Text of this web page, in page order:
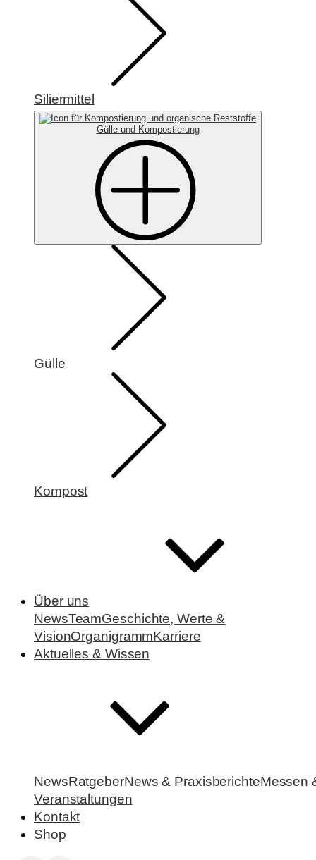
Siliermittel
Gülle und Kompostierung
Gülle
Kompost
Über uns
NewsTeamGeschichte, Werte &
VisionOrganigrammKarriere
Aktuelles & Wissen
NewsRatgeberNews & PraxisberichteMessen
Veranstaltungen
Kontakt
Shop